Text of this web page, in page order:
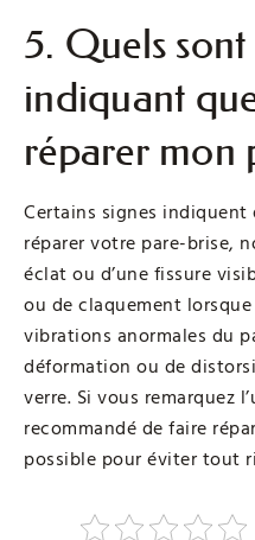
5. Quels sont
indiquant
réparer mon
Certains signes indiquent
réparer votre pare-brise,
éclat ou d’une fissure
ou de claquement
vibrations anormales du
déformation ou de
verre. Si vous remarquez
recommandé de faire
possible pour éviter tout